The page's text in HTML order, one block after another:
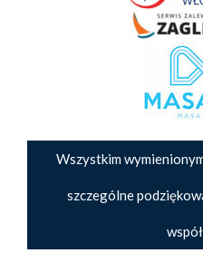
Wszystkim
szczególne